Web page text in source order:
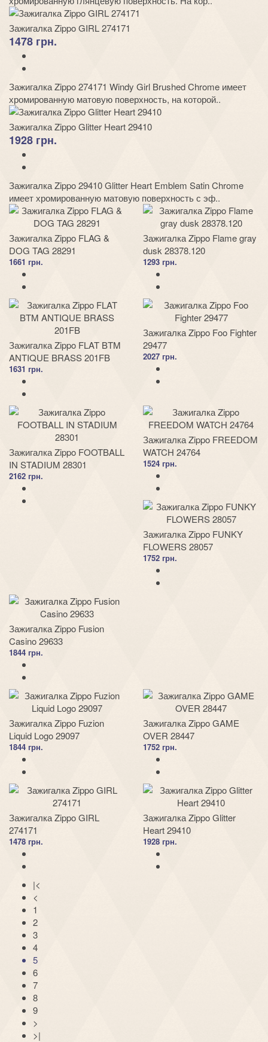
Зажигалка Zippo GIRL 274171
1478 грн.
Зажигалка Zippo 274171 Windy Girl Brushed Chrome имеет
хромированную матовую поверхность, на которой..
Зажигалка Zippo Glitter Heart 29410
1928 грн.
Зажигалка Zippo 29410 Glitter Heart Emblem Satin Chrome
имеет хромированную матовую поверхность с эф..
Зажигалка Zippo FLAG &
DOG TAG 28291
1661 грн.
Зажигалка Zippo Flame gray
dusk 28378.120
1293 грн.
Зажигалка Zippo FLAT BTM
ANTIQUE BRASS 201FB
1631 грн.
Зажигалка Zippo Foo Fighter
29477
2027 грн.
Зажигалка Zippo FOOTBALL
IN STADIUM 28301
2162 грн.
Зажигалка Zippo FREEDOM
WATCH 24764
1524 грн.
Зажигалка Zippo FUNKY
FLOWERS 28057
1752 грн.
Зажигалка Zippo Fusion
Casino 29633
1844 грн.
Зажигалка Zippo Fuzion
Liquid Logo 29097
1844 грн.
Зажигалка Zippo GAME
OVER 28447
1752 грн.
Зажигалка Zippo GIRL
274171
1478 грн.
Зажигалка Zippo Glitter
Heart 29410
1928 грн.
|<
<
1
2
3
4
5
6
7
8
9
>
>|